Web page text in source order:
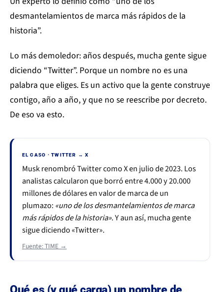
desmantelamientos de marca más rápidos de la
historia”.
Lo más demoledor: años después, mucha gente sigue
diciendo “Twitter”. Porque un nombre no es una
palabra que eliges. Es un activo que la gente construye
contigo, año a año, y que no se reescribe por decreto.
De eso va esto.
EL CASO · TWITTER → X
Musk renombró Twitter como X en julio de 2023. Los
analistas calcularon que borró entre 4.000 y 20.000
millones de dólares en valor de marca de un
plumazo: «uno de los desmantelamientos de marca
más rápidos de la historia». Y aun así, mucha gente
sigue diciendo «Twitter».
Fuente: TIME →